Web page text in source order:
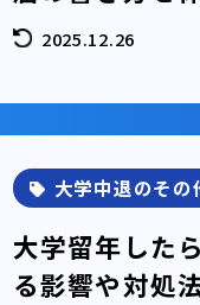
2025.12.26
大学中退のその
大学留年した
る影響や対処